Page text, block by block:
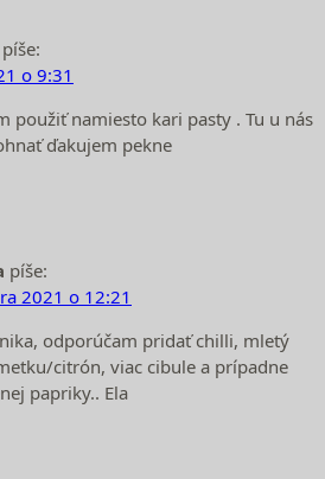
píše:
o 9:31
použiť namiesto kari pasty . Tu u nás
ďakujem pekne
píše:
2021 o 12:21
odporúčam pridať chilli, mletý
citrón, viac cibule a prípadne
papriky.. Ela